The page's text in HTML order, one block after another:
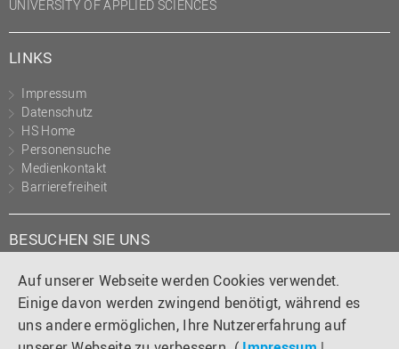
Auf unserer Webseite werden Cookies verwendet.
Einige davon werden zwingend benötigt, während es
uns andere ermöglichen, Ihre Nutzererfahrung auf
UNIVERSITY OF APPLIED SCIENCES
LINKS
Impressum
Datenschutz
HS Home
Personensuche
Medienkontakt
Barrierefreiheit
BESUCHEN SIE UNS
Instagram
TiktokLinkedIn
YouTube
Facebook